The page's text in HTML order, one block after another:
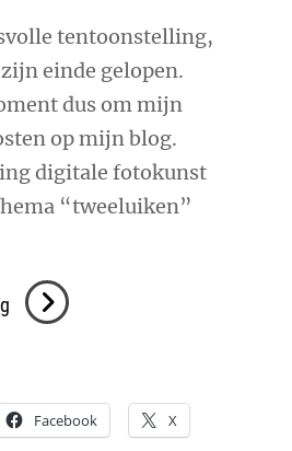
tentoonstelling,
einde gelopen.
dus om mijn
op mijn blog.
digitale fotokunst
“tweeluiken”
Expo
SASK
(tweeluiken)
Facebook X